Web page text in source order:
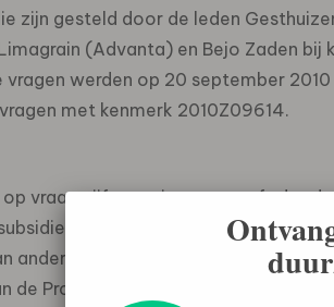
zijn gesteld door de leden
(Advanta) en Bejo Zaden bij
vragen werden op 20 september
met kenmerk 2010Z09614.
vraag vijf, waarin u aangeeft dat
hebben ontvangen voor
andere vormen van ondersteuning
de Programma Economische